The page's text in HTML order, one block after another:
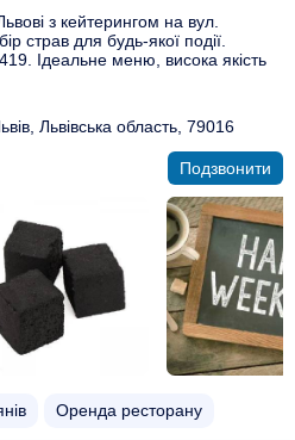
з кейтерингом на вул.
страв для будь-якої події.
Ідеальне меню, висока якість
Львівська область, 79016
Подзвонити
Оренда ресторану